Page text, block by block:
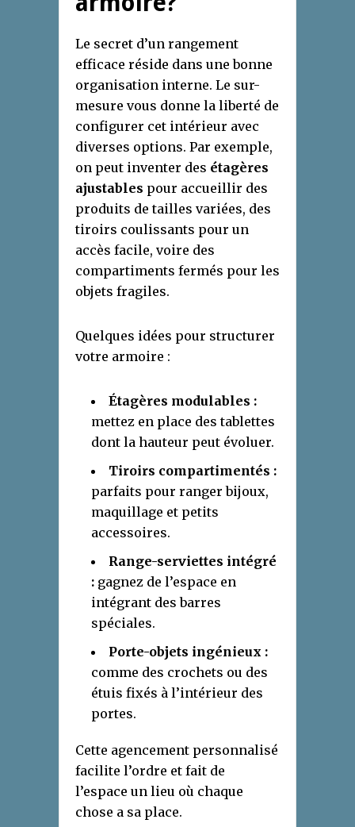
Le secret d’un rangement
efficace réside dans une bonne
organisation interne. Le sur-
mesure vous donne la liberté de
configurer cet intérieur avec
diverses options. Par exemple,
on peut inventer des étagères
ajustables pour accueillir des
produits de tailles variées, des
tiroirs coulissants pour un
accès facile, voire des
compartiments fermés pour les
objets fragiles.
Quelques idées pour structurer
votre armoire :
Étagères modulables :
mettez en place des tablettes
dont la hauteur peut évoluer.
Tiroirs compartimentés :
parfaits pour ranger bijoux,
maquillage et petits
accessoires.
Range-serviettes intégré
: gagnez de l’espace en
intégrant des barres
spéciales.
Porte-objets ingénieux :
comme des crochets ou des
étuis fixés à l’intérieur des
portes.
Cette agencement personnalisé
facilite l’ordre et fait de
l’espace un lieu où chaque
chose a sa place.